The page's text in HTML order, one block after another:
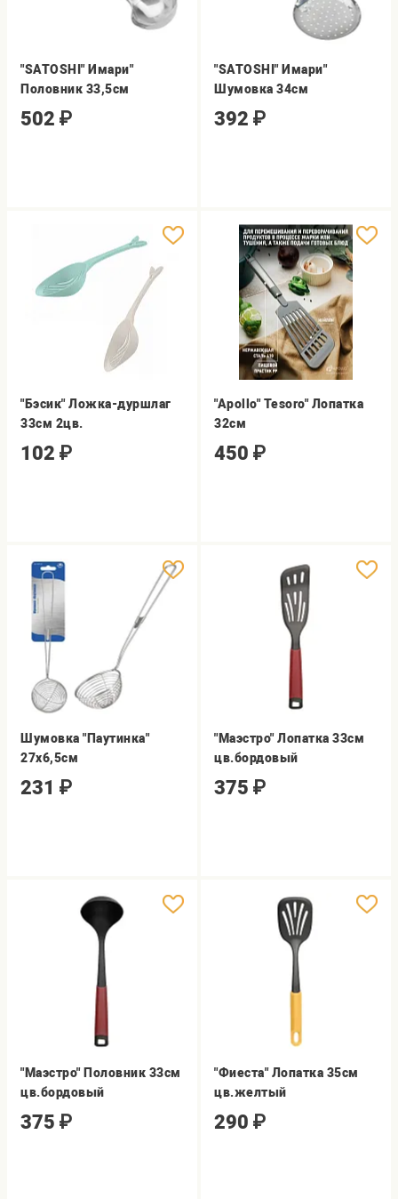
"SATOSHI" Имари"
Половник 33,5см
502 ₽
"SATOSHI" Имари"
Шумовка 34см
392 ₽
"Бэсик" Ложка-дуршлаг
33см 2цв.
102 ₽
"Apollo" Tesoro" Лопатка
32см
450 ₽
Шумовка "Паутинка"
27х6,5см
231 ₽
"Маэстро" Лопатка 33см
цв.бордовый
375 ₽
"Маэстро" Половник 33см
цв.бордовый
375 ₽
"Фиеста" Лопатка 35см
цв.желтый
290 ₽